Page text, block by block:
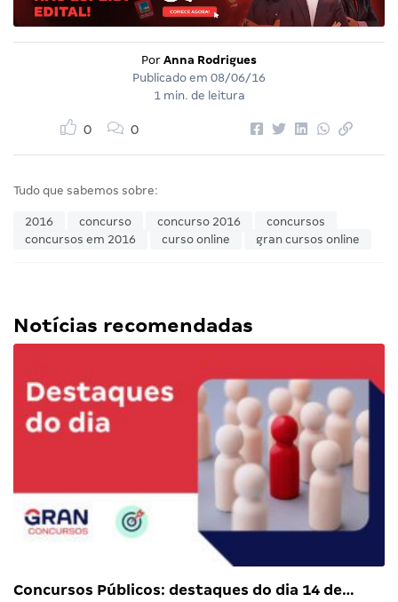
Por Anna Rodrigues
Publicado em 08/06/16
1 min. de leitura
0 0
Tudo que sabemos sobre:
2016 concurso concurso 2016
concursos
concursos em 2016
curso online gran cursos online
Notícias recomendadas
Concursos Públicos: destaques do dia 14 de…